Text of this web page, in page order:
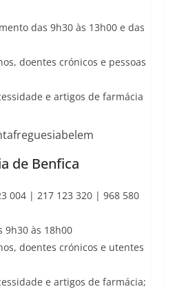
das 9h30 às 13h00 e das
doentes crónicos e pessoas
e artigos de farmácia
de Benfica
004 | 217 123 320 | 968 580
9h30 às 18h00
doentes crónicos e utentes
e artigos de farmácia;